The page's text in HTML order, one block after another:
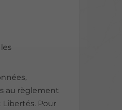
au règlement
Pour